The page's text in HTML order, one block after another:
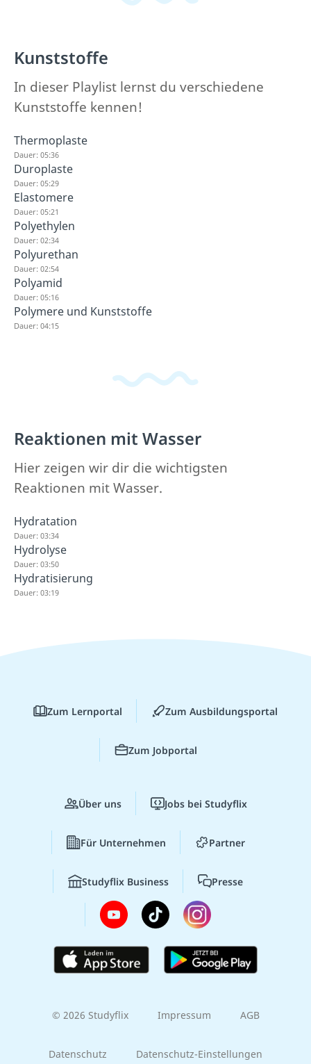
Kunststoffe
In dieser Playlist lernst du verschiedene
Kunststoffe kennen!
Thermoplaste
Dauer: 05:36
Duroplaste
Dauer: 05:29
Elastomere
Dauer: 05:21
Polyethylen
Dauer: 02:34
Polyurethan
Dauer: 02:54
Polyamid
Dauer: 05:16
Polymere und Kunststoffe
Dauer: 04:15
Reaktionen mit Wasser
Hier zeigen wir dir die wichtigsten
Reaktionen mit Wasser.
Hydratation
Dauer: 03:34
Hydrolyse
Dauer: 03:50
Hydratisierung
Dauer: 03:19
Zum Lernportal Zum Ausbildungsportal
Zum Jobportal
Über uns Jobs bei Studyflix
Für Unternehmen Partner
Studyflix Business Presse
© 2026 Studyflix Impressum AGB
Datenschutz Datenschutz-Einstellungen